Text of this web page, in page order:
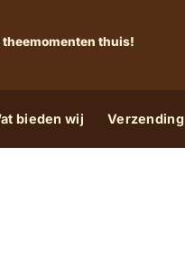
thuis!
bieden wij Verzending